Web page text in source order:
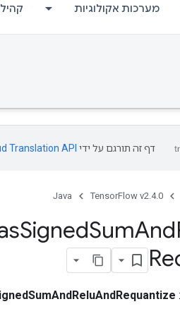
מערכות אקולוגיות
דף זה תורגם על ידי Translation API
TensorFlow v2.4.0
Java
SignedSumAnd